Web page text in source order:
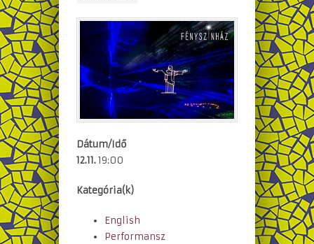
Dátum/Idő
12.11.19:00
Kategória(k)
English
Performansz